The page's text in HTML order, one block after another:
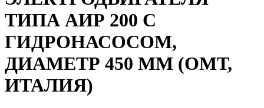
ТИПА АИР 200 С
ГИДРОНАСОСОМ,
ДИАМЕТР 450 ММ (ОМТ,
ИТАЛИЯ)